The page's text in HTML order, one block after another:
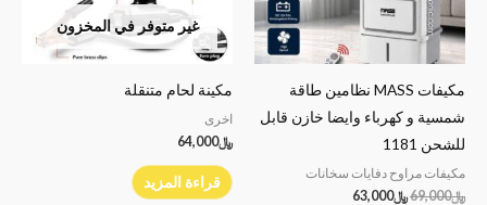
مكيفات MASS نظامين طاقة
شمسية و كهرباء وايضا خازن قابل
للشحن 1181
مكيفات مراوح دفايات سخانات
﷼69,000﷼63,000
غير متوفر في المخزون
مكينة لحام متنقلة
اخرى
﷼64,000
قراءة المزيد